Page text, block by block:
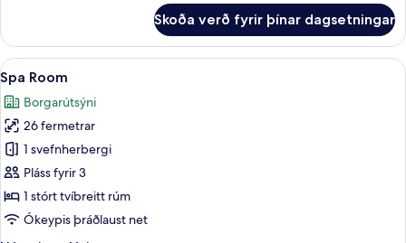
Double
Panorama
Room
Skoða verð fyrir þínar dagsetningar
Skoða
allar
myndir
fyrir
Spa
Room
Spa Room | Öryggishólf í herbergi,
4
Spa Room
Borgarútsýni
26 fermetrar
1 svefnherbergi
Pláss fyrir 3
1 stórt tvíbreitt rúm
Ókeypis þráðlaust net